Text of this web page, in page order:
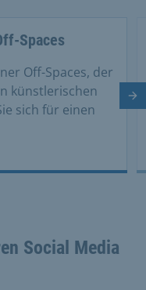
Spaces
Off-Spaces, der
künstlerischen
sich für einen
Social Media